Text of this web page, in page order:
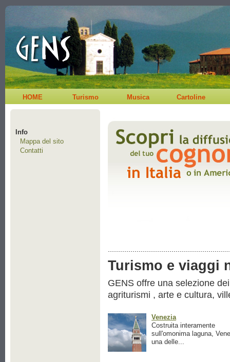
HOME Turismo Musica Cartoline
Info
Mappa del sito
Contatti
Turismo e viaggi
GENS offre una selezione
agriturismi , arte e cultura,
Venezia
Costruita interamente
sull'omonima laguna,
una delle...